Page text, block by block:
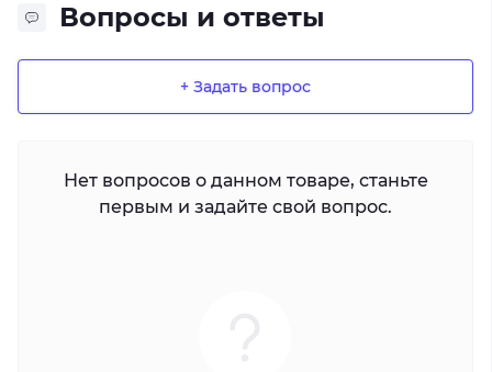
Вопросы и ответы
+ Задать вопрос
Нет вопросов о данном товаре, станьте
первым и задайте свой вопрос.